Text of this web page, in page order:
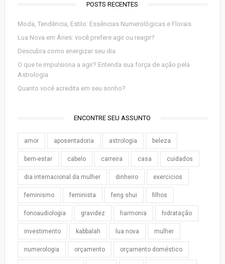
POSTS RECENTES
Moda, Tendência, Estilo: Essências Numerológicas e Florais
Lua Nova em Áries: você prefere agir ou reagir?
Descubra como energizar seu dia
O que te impulsiona a agir? Entenda sua força de ação pela
Astrologia
Quanto você acredita em seu sonho?
ENCONTRE SEU ASSUNTO
amor aposentadoria astrologia beleza
bem-estar cabelo carreira casa cuidados
dia internacional da mulher dinheiro exercicios
feminismo feminista feng shui filhos
fonoaudiologia gravidez harmonia hidratação
investimento kabbalah lua nova mulher
numerologia orçamento orçamento doméstico